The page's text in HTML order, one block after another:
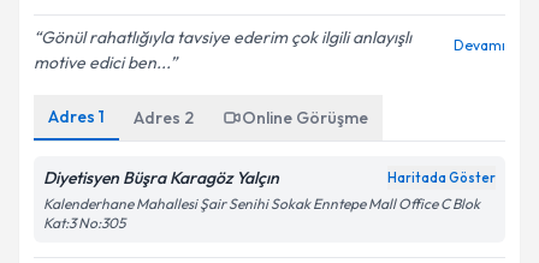
Gönül rahatlığıyla tavsiye ederim çok ilgili anlayışlı
motive edici ben...
Devamı
Adres 1 Adres 2 Online Görüşme
Diyetisyen Büşra Karagöz Yalçın Haritada Göster
Kalenderhane Mahallesi Şair Senihi Sokak Enntepe Mall Office C Blok
Kat:3 No:305